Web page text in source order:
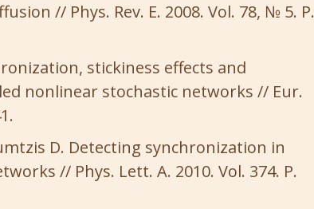
// Phys. Rev. E. 2008. Vol. 78, № 5. P.
stickiness effects and
nonlinear stochastic networks // Eur.
D. Detecting synchronization in
// Phys. Lett. A. 2010. Vol. 374. P.